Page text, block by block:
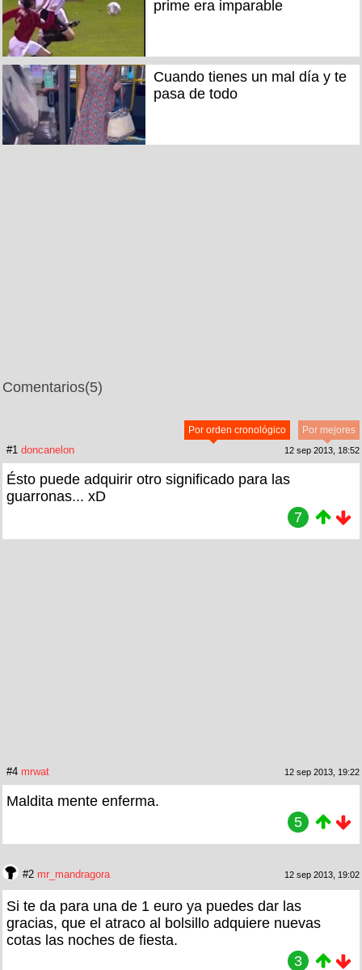
prime era imparable
Cuando tienes un mal día y te
pasa de todo
Comentarios(5)
Por mejores
Por orden cronológico
#1 doncanelon 12 sep 2013, 18:52
Ésto puede adquirir otro significado para las
guarronas... xD
7
#4 mrwat 12 sep 2013, 19:22
Maldita mente enferma.
5
#2 mr_mandragora 12 sep 2013, 19:02
Si te da para una de 1 euro ya puedes dar las
gracias, que el atraco al bolsillo adquiere nuevas
cotas las noches de fiesta.
3